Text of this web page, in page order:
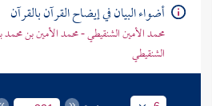
أضواء البيان في إيضاح القرآن بالقرآن
محمد الأمين الشنقيطي - محمد الأمين بن محمد
الشنقيطي